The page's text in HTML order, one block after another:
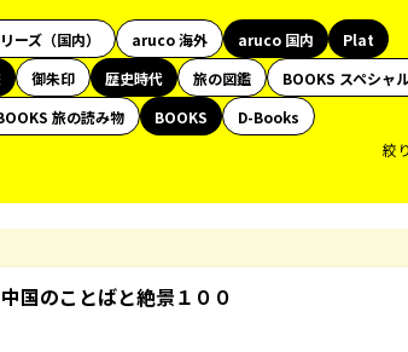
ーズ（国内） aruco 海外 aruco 国内
Plat
御朱印 歴史時代 旅の図鑑
BOOKS スペシャ
旅の読み物 BOOKS
D-Books
絞
国のことばと絶景１００